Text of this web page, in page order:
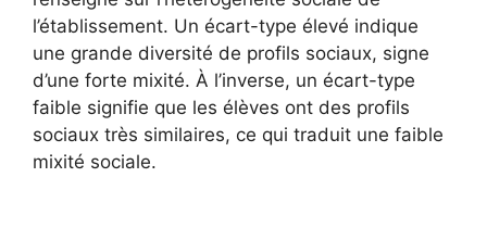
l’établissement. Un écart-type élevé indique
une grande diversité de profils sociaux, signe
d’une forte mixité. À l’inverse, un écart-type
faible signifie que les élèves ont des profils
sociaux très similaires, ce qui traduit une faible
mixité sociale.